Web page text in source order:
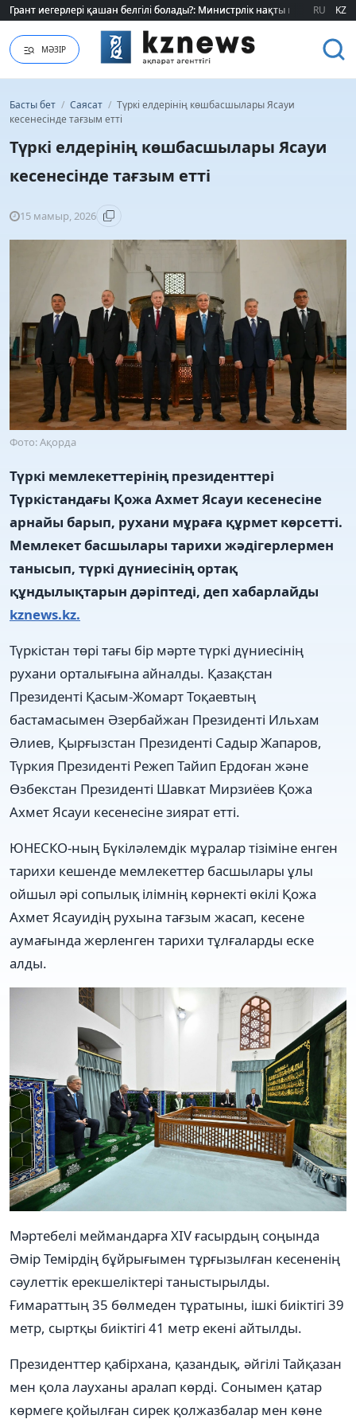
Грант иегерлері қашан белгілі болады?: Министрлік нақты мерзімді
Грант иегерлері қашан белгілі болады?: Министрлік нақты мерзімді
RU KZ
МӘЗІР
Басты бет / Саясат / Түркі елдерінің көшбасшылары Ясауи
кесенесінде тағзым етті
Түркі елдерінің көшбасшылары Ясауи
кесенесінде тағзым етті
15 мамыр, 2026
Фото: Ақорда
Түркі мемлекеттерінің президенттері
Түркістандағы Қожа Ахмет Ясауи кесенесіне
арнайы барып, рухани мұраға құрмет көрсетті.
Мемлекет басшылары тарихи жәдігерлермен
танысып, түркі дүниесінің ортақ
құндылықтарын дәріптеді, деп хабарлайды
kznews.kz.
Түркістан төрі тағы бір мәрте түркі дүниесінің
рухани орталығына айналды. Қазақстан
Президенті Қасым-Жомарт Тоқаевтың
бастамасымен Әзербайжан Президенті Ильхам
Әлиев, Қырғызстан Президенті Садыр Жапаров,
Түркия Президенті Режеп Тайип Ердоған және
Өзбекстан Президенті Шавкат Мирзиёев Қожа
Ахмет Ясауи кесенесіне зиярат етті.
ЮНЕСКО-ның Бүкіләлемдік мұралар тізіміне енген
тарихи кешенде мемлекеттер басшылары ұлы
ойшыл әрі сопылық ілімнің көрнекті өкілі Қожа
Ахмет Ясауидің рухына тағзым жасап, кесене
аумағында жерленген тарихи тұлғаларды еске
алды.
Мәртебелі меймандарға XIV ғасырдың соңында
Әмір Темірдің бұйрығымен тұрғызылған кесененің
сәулеттік ерекшеліктері таныстырылды.
Ғимараттың 35 бөлмеден тұратыны, ішкі биіктігі 39
метр, сыртқы биіктігі 41 метр екені айтылды.
Президенттер қабірхана, қазандық, әйгілі Тайқазан
мен қола лауханы аралап көрді. Сонымен қатар
көрмеге қойылған сирек қолжазбалар мен көне